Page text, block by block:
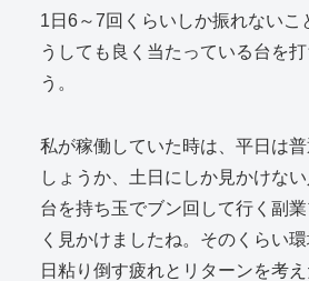
1日6～7回くらいしか振れないこ
うしても良く当たっている台を
う。
私が稼働していた時は、平日は
しょうか、土日にしか見かけな
台を持ち玉でブン回して行く副
く見かけましたね。そのくらい
日粘り倒す疲れとリターンを考